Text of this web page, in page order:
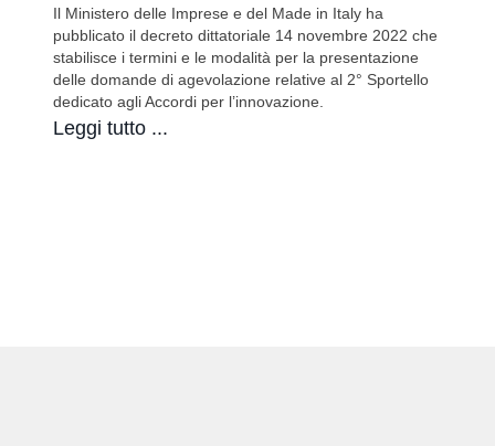
Il Ministero delle Imprese e del Made in Italy ha
pubblicato il decreto dittatoriale 14 novembre 2022 che
stabilisce i termini e le modalità per la presentazione
delle domande di agevolazione relative al 2° Sportello
dedicato agli Accordi per l’innovazione.
Leggi tutto ...